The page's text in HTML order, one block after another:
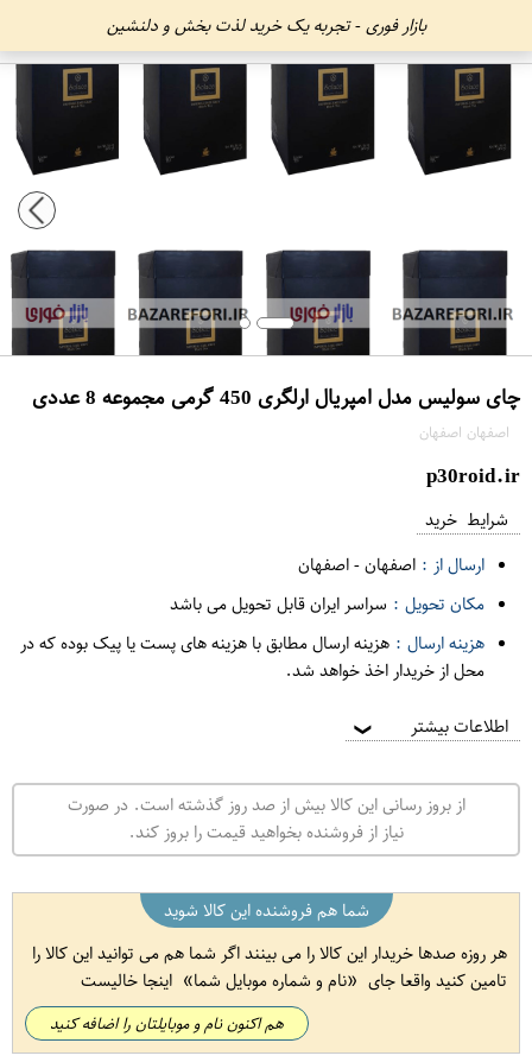
بازار فوری - تجربه یک خرید لذت بخش و دلنشین
چای سولیس مدل امپریال ارلگری 450 گرمی مجموعه 8 عددی
اصفهان اصفهان
p30roid.ir
شرایط خرید
ارسال از : اصفهان-اصفهان
مکان تحویل : سراسر ایران قابل تحویل می باشد
هزینه ارسال : هزینه ارسال مطابق با هزینه های پست یا پیک بوده که در
محل از خریدار اخذ خواهد شد.
اطلاعات بیشتر ❯
از بروز رسانی این کالا بیش از صد روز گذشته است. در صورت
نیاز از فروشنده بخواهید قیمت را بروز کند.
شما هم فروشنده این کالا شوید
هر روزه صدها خریدار این کالا را می بینند اگر شما هم می توانید این کالا را
تامین کنید واقعا جای
نام و شماره موبایل شما اینجا خالیست
هم اکنون نام و موبایلتان را اضافه کنید